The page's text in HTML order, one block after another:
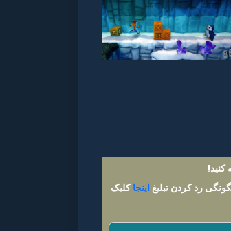
رد کردن تبلیغ اینجاکلیک